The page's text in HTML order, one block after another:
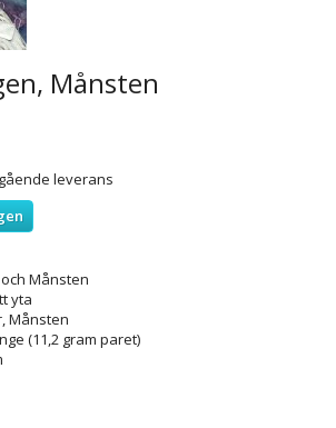
Månsten
leverans
Månsten
yta
Månsten
(11,2 gram paret)